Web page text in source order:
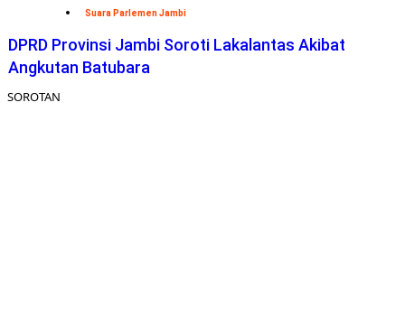
Suara Parlemen Jambi
DPRD Provinsi Jambi Soroti Lakalantas Akibat
Angkutan Batubara
SOROTAN